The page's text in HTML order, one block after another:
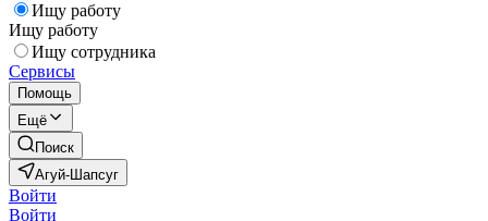
Ищу работу
Ищу работу
Ищу сотрудника
Сервисы
Помощь
Ещё
Поиск
Агуй-Шапсуг
Войти
Войти